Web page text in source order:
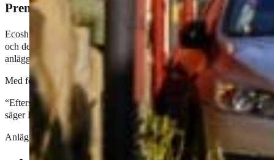
Premiär 11 november för skonsam biltvätt,
Ecoshine fortsätter expandera och öppnar nu sin första anläggning i
och den 31:a anläggningen i Sverige. Den nya etableringen blir ett
anläggningar runt om i landet.
Med fokus på kvalitet använder anläggningen i störts möjliga mån
“Eftersom intresset för våra tjänster stadigt ökar, är vi entusiastiska
säger Ecoshines VD, Bilal Chentouf.
Anläggningen erbjuder ett komplett utbud av bilvårdstjänster: